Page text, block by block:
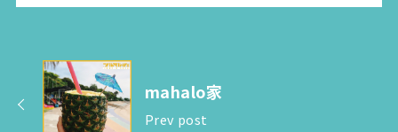
mahalo家
Prev post